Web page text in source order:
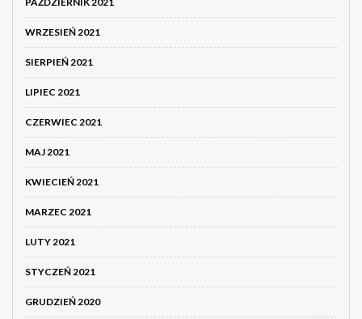
WRZESIEŃ 2021
SIERPIEŃ 2021
LIPIEC 2021
CZERWIEC 2021
MAJ 2021
KWIECIEŃ 2021
MARZEC 2021
LUTY 2021
STYCZEŃ 2021
GRUDZIEŃ 2020